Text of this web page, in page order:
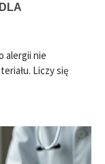
alergii nie
Liczy się